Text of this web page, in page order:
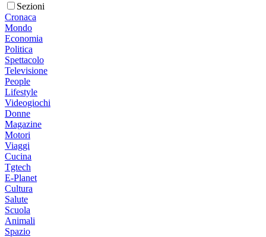
Sezioni
Cronaca
Mondo
Economia
Politica
Spettacolo
Televisione
People
Lifestyle
Videogiochi
Donne
Magazine
Motori
Viaggi
Cucina
Tgtech
E-Planet
Cultura
Salute
Scuola
Animali
Spazio